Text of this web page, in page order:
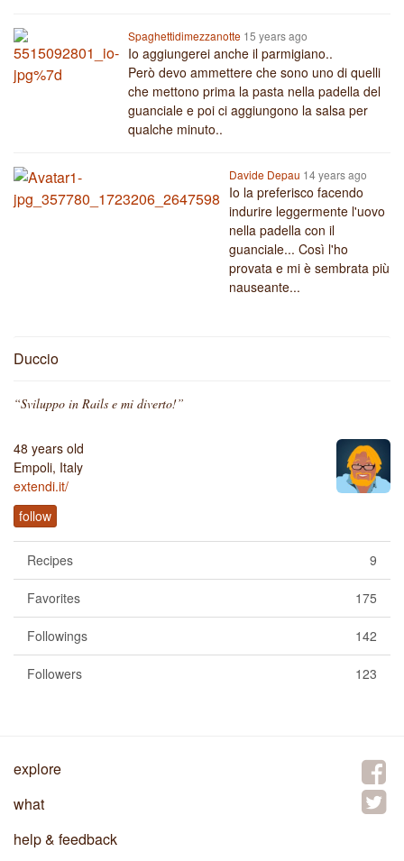
Spaghettidimezzanotte 15 years ago
Io aggiungerei anche il parmigiano..
Però devo ammettere che sono uno di quelli
che mettono prima la pasta nella padella del
guanciale e poi ci aggiungono la salsa per
qualche minuto..
Davide Depau 14 years ago
Io la preferisco facendo
indurire leggermente l'uovo
nella padella con il
guanciale... Così l'ho
provata e mi è sembrata più
nauseante...
Duccio
“Sviluppo in Rails e mi diverto!”
48 years old
Empoli, Italy
extendi.it/
follow
9
Recipes
175
Favorites
142
Followings
123
Followers
explore
what
help & feedback